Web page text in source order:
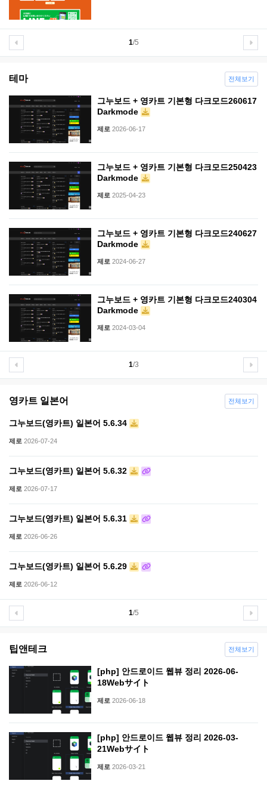
1/5
테마
그누보드 + 영카트 기본형 다크모드260617
Darkmode
제로 2026-06-17
그누보드 + 영카트 기본형 다크모드250423
Darkmode
제로 2025-04-23
그누보드 + 영카트 기본형 다크모드240627
Darkmode
제로 2024-06-27
그누보드 + 영카트 기본형 다크모드240304
Darkmode
제로 2024-03-04
1/3
전체보기
영카트 일본어
그누보드(영카트) 일본어 5.6.34
제로 2026-07-24
그누보드(영카트) 일본어 5.6.32
제로 2026-07-17
그누보드(영카트) 일본어 5.6.31
제로 2026-06-26
그누보드(영카트) 일본어 5.6.29
제로 2026-06-12
1/5
전체보기
팁앤테크
[php] 안드로이드 웹뷰 정리 2026-06-
18Webサイト
제로 2026-06-18
[php] 안드로이드 웹뷰 정리 2026-03-
21Webサイト
제로 2026-03-21
전체보기